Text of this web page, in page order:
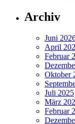
Archiv
Juni
April
Februar
Oktober
Juli 2025
März
Februar